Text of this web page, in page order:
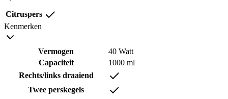
Citruspers
Kenmerken
Vermogen
40 Watt
Capaciteit
1000 ml
Rechts/links draaiend
Twee perskegels